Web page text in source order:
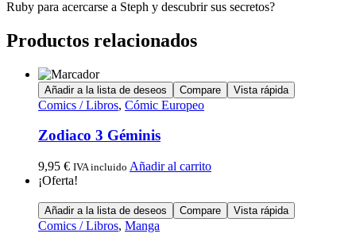
Ruby para acercarse a Steph y descubrir sus secretos?
Productos relacionados
Añadir a la lista de deseos Compare Vista rápida
Comics / Libros, Cómic Europeo
Zodiaco 3 Géminis
9,95 € IVA incluido Añadir al carrito
¡Oferta!
Añadir a la lista de deseos Compare Vista rápida
Comics / Libros, Manga